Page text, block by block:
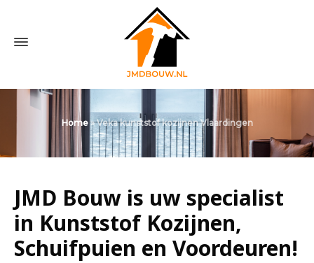
Home»Veka kunststof kozijnen Vlaardingen
JMD Bouw is uw specialist
in Kunststof Kozijnen,
Schuifpuien en Voordeuren!